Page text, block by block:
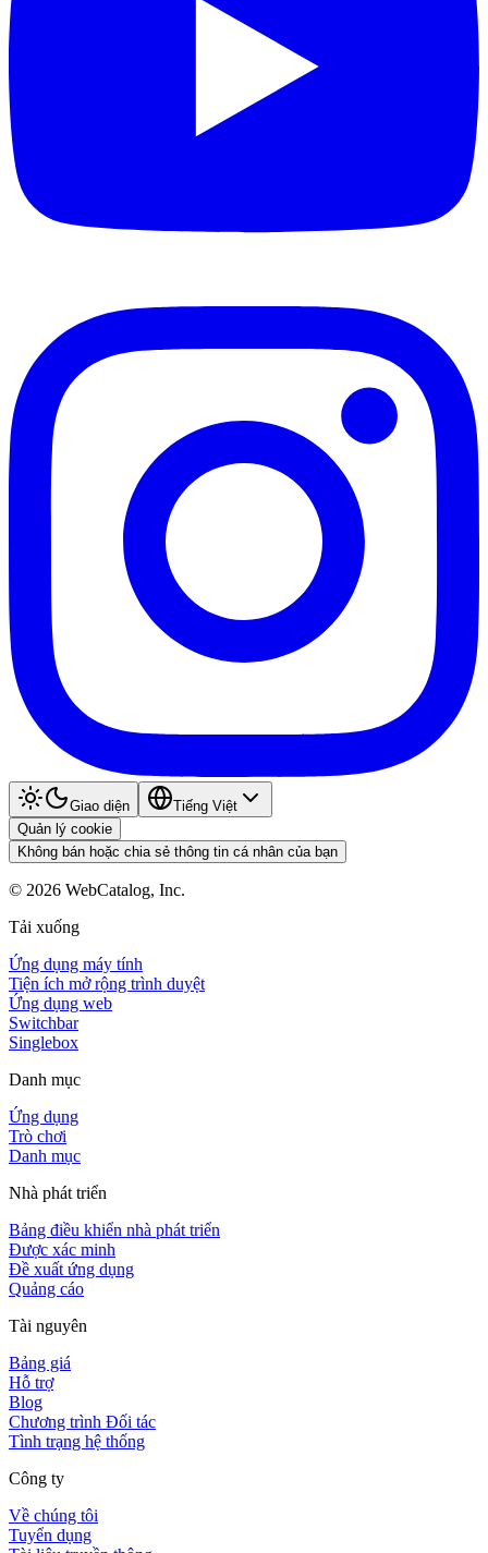
Giao diện
Tiếng Việt
Quản lý cookie
Không bán hoặc chia sẻ thông tin cá nhân của bạn
© 2026 WebCatalog, Inc.
Tải xuống
Ứng dụng máy tính
Tiện ích mở rộng trình duyệt
Ứng dụng web
Switchbar
Singlebox
Danh mục
Ứng dụng
Trò chơi
Danh mục
Nhà phát triển
Bảng điều khiển nhà phát triển
Được xác minh
Đề xuất ứng dụng
Quảng cáo
Tài nguyên
Bảng giá
Hỗ trợ
Blog
Chương trình Đối tác
Tình trạng hệ thống
Công ty
Về chúng tôi
Tuyển dụng